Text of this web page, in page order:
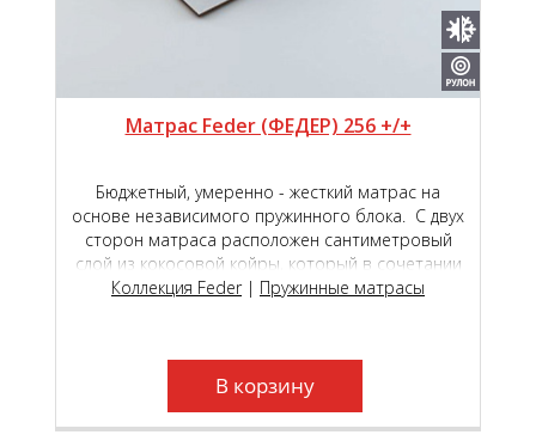
Матрас Feder (ФЕДЕР) 256 +/+
Бюджетный, умеренно - жесткий матрас на
основе независимого пружинного блока. С двух
сторон матраса расположен сантиметровый
слой из кокосовой койры, который в сочетании
с системой пружин Roll Feder TFK 500 создает
жаккардовом чехле.
Коллекция Feder| Пружинные матрасы
В корзину